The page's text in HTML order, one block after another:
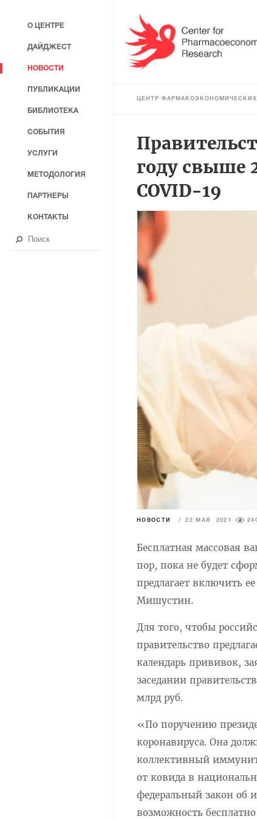
ЦЕНТР
году свыше
COVID-19
НОВОСТИ / 22 МАЯ 2021
Бесплатная массовая
пор, пока не будет
предлагает включить
Мишустин.
Для того, чтобы
правительство
календарь прививок,
заседании
млрд руб.
«По поручению
коронавируса. Она
коллективный
от ковида в
федеральный закон об
возможность
О ЦЕНТРЕ
ДАЙДЖЕСТ
НОВОСТИ
ПУБЛИКАЦИИ
БИБЛИОТЕКА
СОБЫТИЯ
УСЛУГИ
МЕТОДОЛОГИЯ
ПАРТНЕРЫ
КОНТАКТЫ